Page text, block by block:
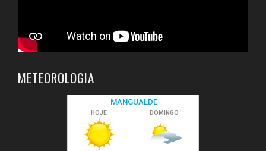
METEOROLOGIA